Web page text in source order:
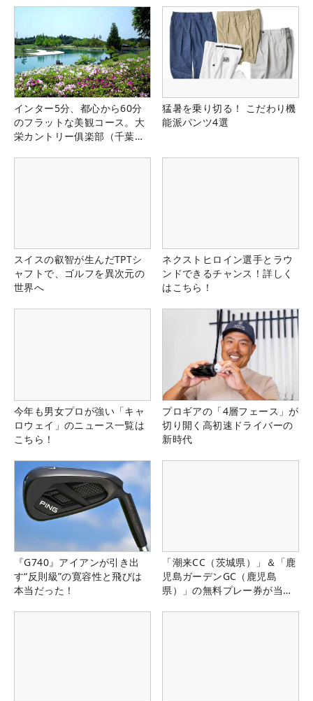
インター5分、都心から60分
のフラットな美観コース。大
栄カントリー俱楽部（千葉
猛暑を乗り切る！ こだわり機
能派パンツ4選
スイスの叡智が生んだTPTシ
ャフトで、ゴルフを異次元の
世界へ
ネクストヒロイン選手とラウ
ンドできるチャンス！詳しく
はこちら！
今年も男女プロが強い「キャ
ロウェイ」のニュース一覧は
こちら！
プロギアの「4層フェース」が
切り開く高初速ドライバーの
新時代
『G740』アイアンが引き出
す“反則級”の寛容性と飛びは
本当だった！
「潮来CC（茨城県）」＆「鹿
児島ガーデンGC（鹿児島
県）」の無料プレー券が当た